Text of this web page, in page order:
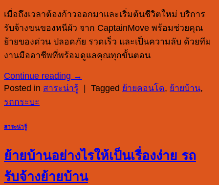
เมื่อถึงเวลาต้องก้าวออกมาและเริ่มต้นชีวิตใหม่ บริการ
รับจ้างขนของหนีผัว จาก CaptainMove พร้อมช่วยคุณ
ย้ายของด่วน ปลอดภัย รวดเร็ว และเป็นความลับ ด้วยทีม
งานมืออาชีพที่พร้อมดูแลคุณทุกขั้นตอน
Continue reading →
Posted in สาระน่ารู้ | Tagged ย้ายคอนโด, ย้ายบ้าน,
รถกระบะ
สาระน่ารู้
ย้ายบ้านอย่างไรให้เป็นเรื่องง่าย รถ
รับจ้างย้ายบ้าน